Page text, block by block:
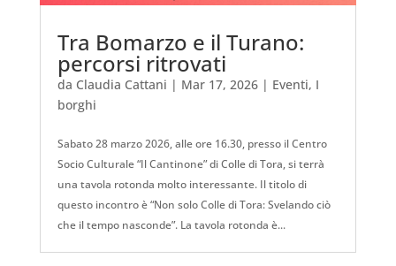
Tra Bomarzo e il Turano:
percorsi ​ritrovati
da Claudia Cattani | Mar 17, 2026| Eventi, I
borghi
Sabato 28 marzo 2026, alle ore 16.30, presso il Centro
Socio Culturale “Il Cantinone” di Colle di Tora, si terrà
una tavola rotonda molto interessante. Il titolo di
questo incontro è “Non solo Colle di Tora: Svelando ciò
che il tempo nasconde”. La tavola rotonda è...